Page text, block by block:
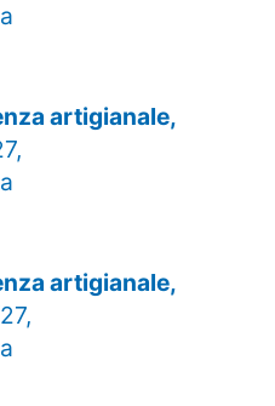
artigianale,
artigianale,